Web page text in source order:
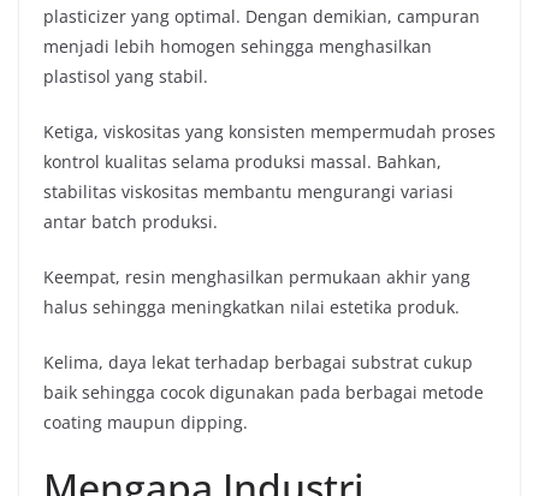
plasticizer yang optimal. Dengan demikian, campuran
menjadi lebih homogen sehingga menghasilkan
plastisol yang stabil.
Ketiga, viskositas yang konsisten mempermudah proses
kontrol kualitas selama produksi massal. Bahkan,
stabilitas viskositas membantu mengurangi variasi
antar batch produksi.
Keempat, resin menghasilkan permukaan akhir yang
halus sehingga meningkatkan nilai estetika produk.
Kelima, daya lekat terhadap berbagai substrat cukup
baik sehingga cocok digunakan pada berbagai metode
coating maupun dipping.